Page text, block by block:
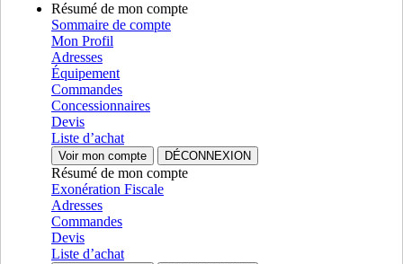
Résumé de mon compte
Sommaire de compte
Mon Profil
Adresses
Équipement
Commandes
Concessionnaires
Devis
Liste d’achat
Voir mon compte DÉCONNEXION
Résumé de mon compte
Exonération Fiscale
Adresses
Commandes
Devis
Liste d’achat
Sélectionner marque
Fermer le Menu
ÉQUIPEMENT
AUTORÉPARATION
ÉQUIPEMENTALL ÉQUIPEMENT
Ramasseuses-presses
Presse À Balle Rondes
Presses A Balles Carrees